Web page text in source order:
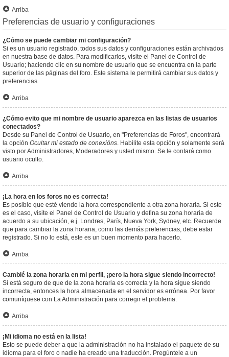
Arriba
Preferencias de usuario y configuraciones
¿Cómo se puede cambiar mi configuración?
Si es un usuario registrado, todos sus datos y configuraciones están archivados
en nuestra base de datos. Para modificarlos, visite el Panel de Control de
Usuario; haciendo clic en su nombre de usuario que se encuentra en la parte
superior de las páginas del foro. Este sistema le permitirá cambiar sus datos y
preferencias.
Arriba
¿Cómo evito que mi nombre de usuario aparezca en las listas de usuarios
conectados?
Desde su Panel de Control de Usuario, en "Preferencias de Foros", encontrará
la opción Ocultar mi estado de conexións. Habilite esta opción y solamente será
visto por Administradores, Moderadores y usted mismo. Se le contará como
usuario oculto.
Arriba
¡La hora en los foros no es correcta!
Es posible que esté viendo la hora correspondiente a otra zona horaria. Si este
es el caso, visite el Panel de Control de Usuario y defina su zona horaria de
acuerdo a su ubicación, e.j. Londres, París, Nueva York, Sydney, etc. Recuerde
que para cambiar la zona horaria, como las demás preferencias, debe estar
registrado. Si no lo está, este es un buen momento para hacerlo.
Arriba
Cambié la zona horaria en mi perfil, ¡pero la hora sigue siendo incorrecto!
Si está seguro de que de la zona horaria es correcta y la hora sigue siendo
incorrecta, entonces la hora almacenada en el servidor es errónea. Por favor
comuníquese con La Administración para corregir el problema.
Arriba
¡Mi idioma no está en la lista!
Esto se puede deber a que la administración no ha instalado el paquete de su
idioma para el foro o nadie ha creado una traducción. Pregúntele a un